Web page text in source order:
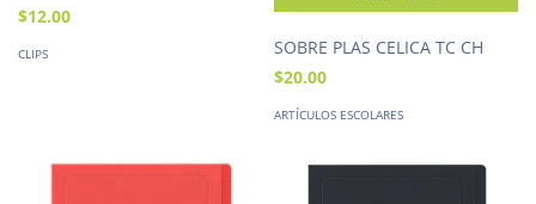
$12.00
CLIPS
SOBRE PLAS CELICA TC CH
$20.00
ARTÍCULOS ESCOLARES